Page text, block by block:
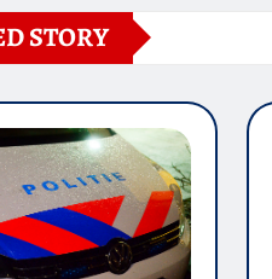
STORY